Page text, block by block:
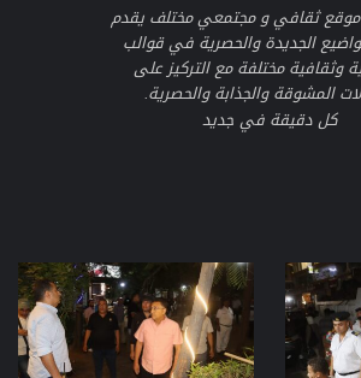
موقع ثقافي و مجتمعي مختلف يقدم
الجديدة والحصرية في قوالب
وثقافية مختلفة مع التركيز على
المشوقة والجذابة والحصرية.
كل دقيقة في جديد